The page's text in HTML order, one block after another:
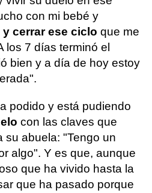
con mi bebé y
cerrar ese ciclo que me
los 7 días terminó el
bien y a día de hoy estoy
podido y está pudiendo
con las claves que
su abuela: "Tengo un
algo". Y es que, aunque
que ha vivido hasta la
que ha pasado porque